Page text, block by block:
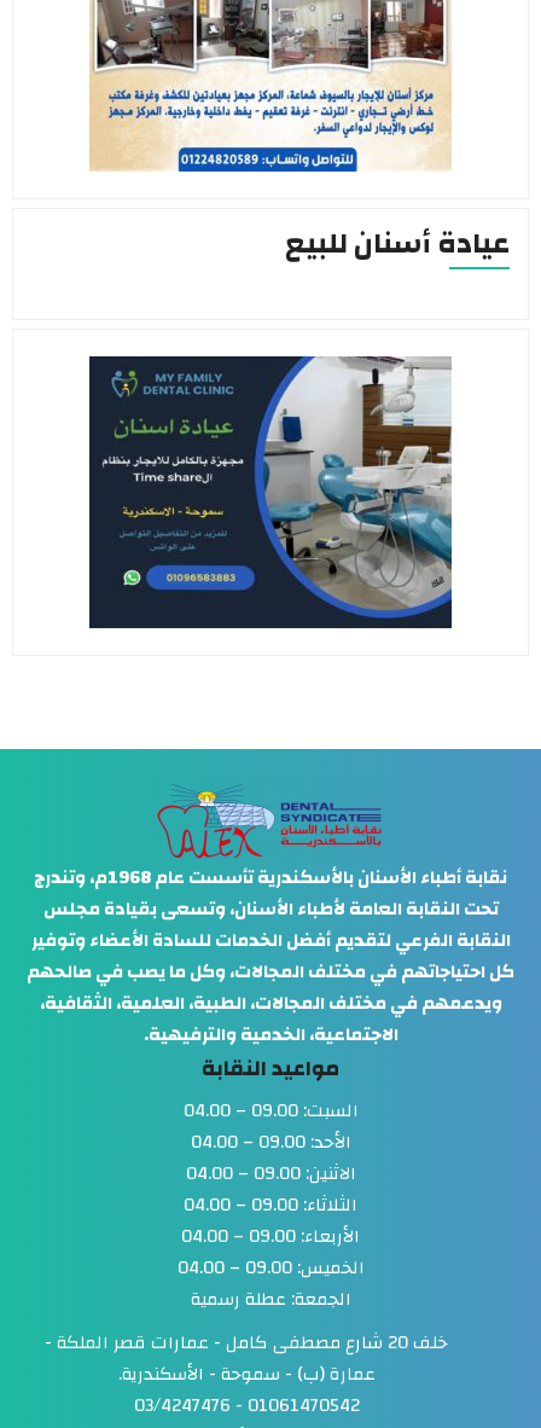
عيادة أسنان للبيع
نقابة أطباء الأسنان بالأسكندرية تأسست عام 1968م، وتندرج
تحت النقابة العامة لأطباء الأسنان، وتسعى بقيادة مجلس
النقابة الفرعي لتقديم أفضل الخدمات للسادة الأعضاء وتوفير
كل احتياجاتهم في مختلف المجالات، وكل ما يصب في صالحهم
ويدعمهم في مختلف المجالات، الطبية، العلمية، الثقافية،
الاجتماعية، الخدمية والترفيهية.
مواعيد النقابة
السبت: 09.00 – 04.00
الأحد: 09.00 – 04.00
الاثنين: 09.00 – 04.00
الثلاثاء: 09.00 – 04.00
الأربعاء: 09.00 – 04.00
الخميس: 09.00 – 04.00
الجمعة: عطلة رسمية
خلف 20 شارع مصطفى كامل - عمارات قصر الملكة -
عمارة (ب) - سموحة - الأسكندرية.
01061470542 - 03/4247476